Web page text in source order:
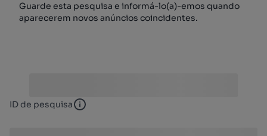
Guarde esta pesquisa e informá-lo(a)-emos quando
aparecerem novos anúncios coincidentes.
ID de pesquisa ID de pesquisa